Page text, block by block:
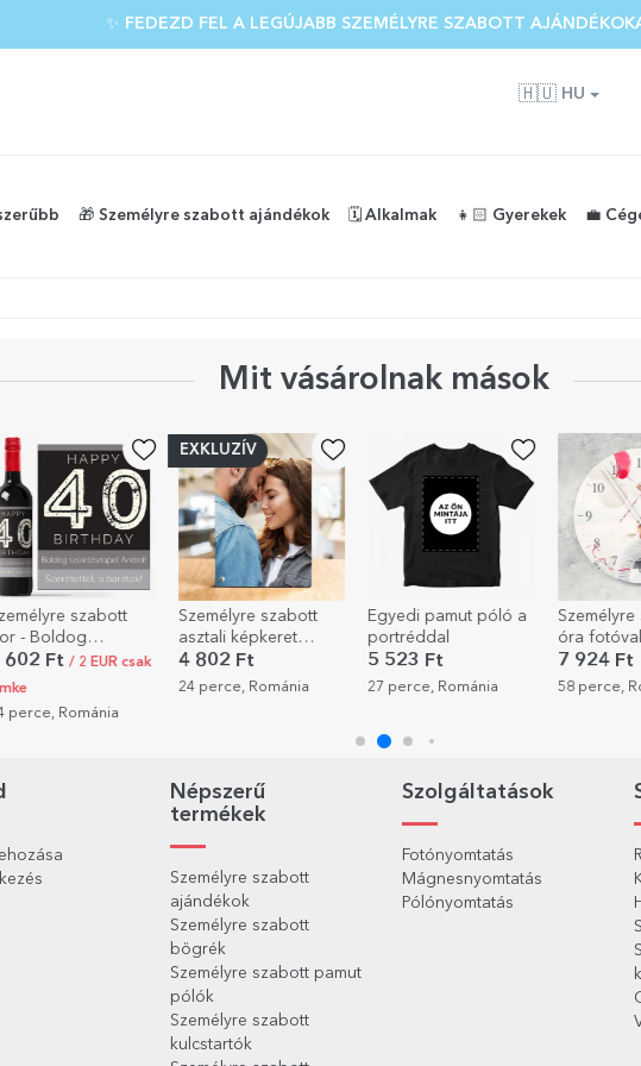
✨ FEDEZD FEL A LEGÚJABB SZEMÉLYRE SZABOTT
🇭🇺 HU
🎁 Személyre szabott ajándékok 🗓️ Alkalmak 👧🏻 Gyerekek 💼
Mit vásárolnak mások
szabott
- Boldog
602 Ft / 2 EUR csak
perce, Románia
EXKLUZÍV
Személyre szabott
asztali képkeret
portréfotóval
4 802 Ft
24 perce, Románia
Egyedi pamut póló a
portréddal
5 523 Ft
27 perce, Románia
óra fotóval
7 924 Ft
58 perce,
Népszerű
termékek
Személyre szabott
ajándékok
Személyre szabott
bögrék
Személyre szabott pamut
pólók
Személyre szabott
kulcstartók
Szolgáltatások
Fotónyomtatás
Mágnesnyomtatás
Pólónyomtatás